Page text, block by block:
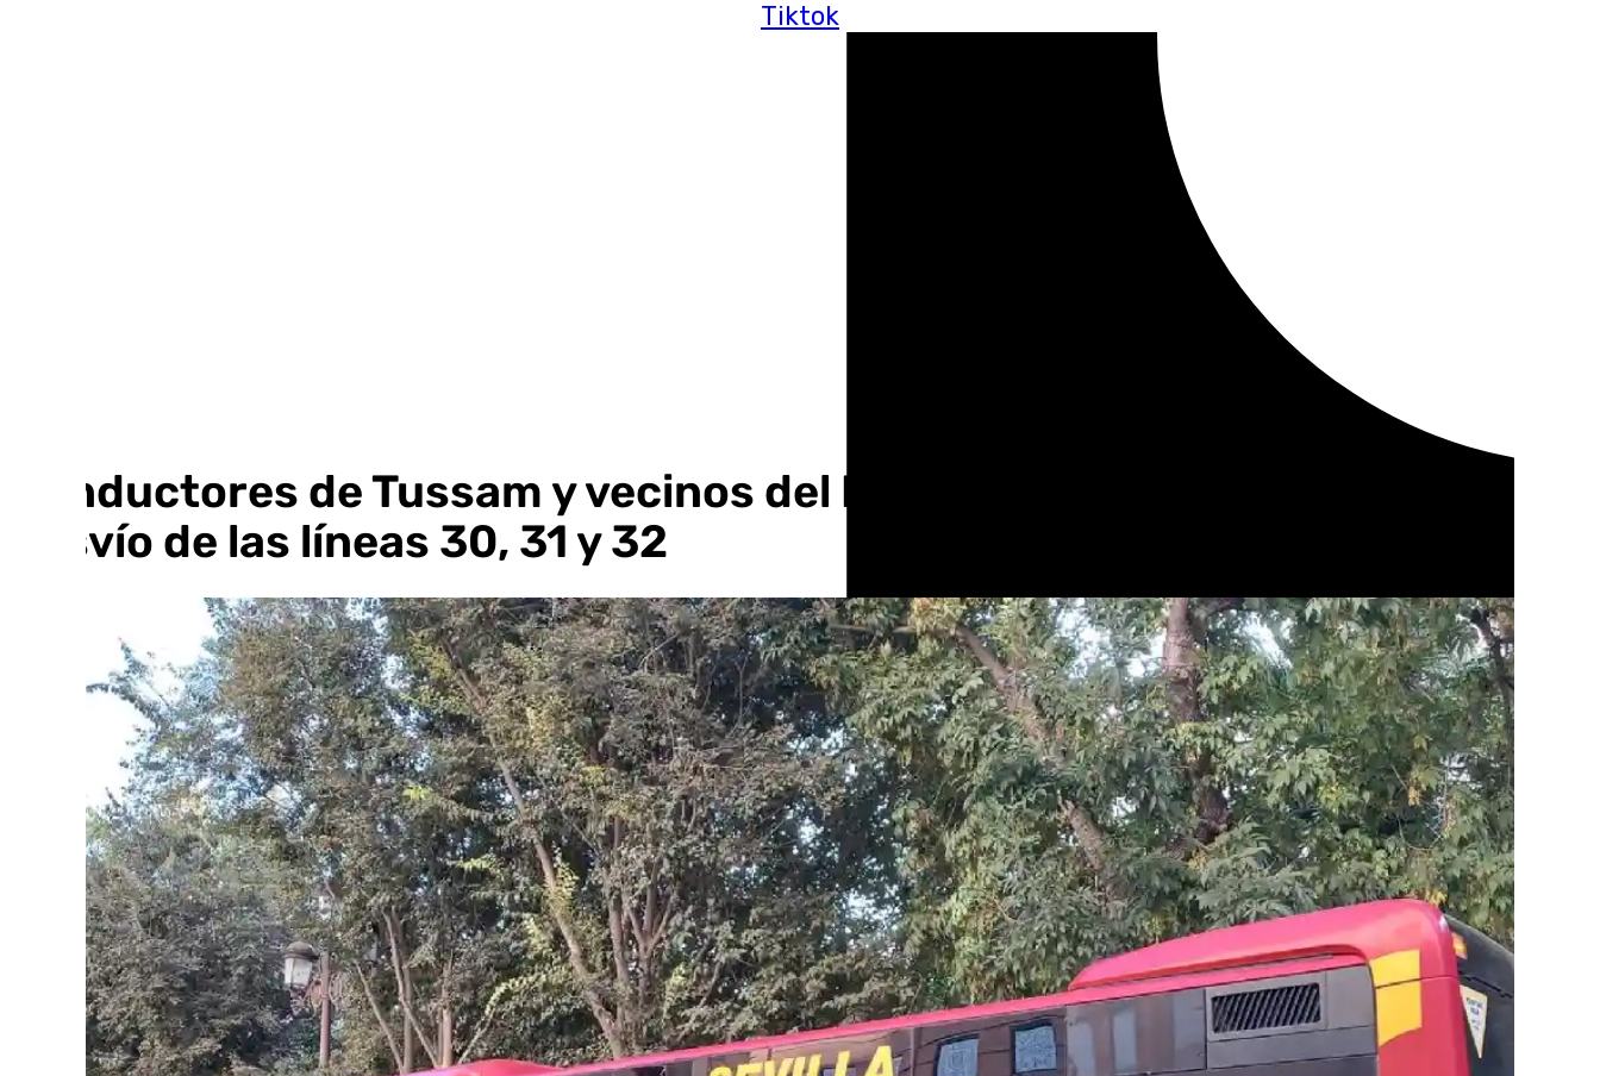
Tiktok
Conductores de Tussam y vecinos del Polígono Sur se reúnen por el
desvío de las líneas 30, 31 y 32